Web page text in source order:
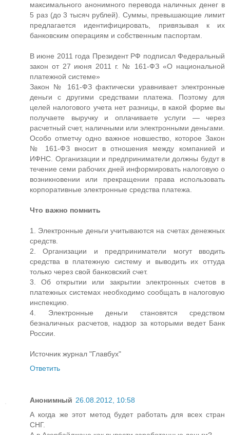
максимального анонимного перевода наличных денег в
5 раз (до 3 тысяч рублей). Суммы, превышающие лимит
предлагается идентифицировать, привязывая к их
банковским операциям и собственным паспортам.
В июне 2011 года Президент РФ подписал Федеральный
закон от 27 июня 2011 г. № 161-ФЗ «О национальной
платежной системе»
Закон № 161-ФЗ фактически уравнивает электронные
деньги с другими средствами платежа. Поэтому для
целей налогового учета нет разницы, в какой форме вы
получаете выручку и оплачиваете услуги — через
расчетный счет, наличными или электронными деньгами.
Особо отметчу одно важное новшество, которое Закон
№ 161-ФЗ вносит в отношения между компанией и
ИФНС. Организации и предприниматели должны будут в
течение семи рабочих дней информировать налоговую о
возникновении или прекращении права использовать
корпоративные электронные средства платежа.
Что важно помнить
1. Электронные деньги учитываются на счетах денежных
средств.
2. Организации и предприниматели могут вводить
средства в платежную систему и выводить их оттуда
только через свой банковский счет.
3. Об открытии или закрытии электронных счетов в
платежных системах необходимо сообщать в налоговую
инспекцию.
4. Электронные деньги становятся средством
безналичных расчетов, надзор за которыми ведет Банк
России.
Источник журнал "Главбух"
Ответить
Анонимный 26.08.2012, 10:58
А когда же этот метод будет работать для всех стран
СНГ.